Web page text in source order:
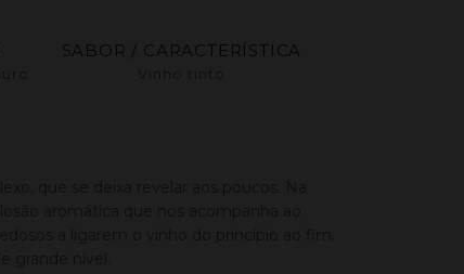
SABOR / CARACTERÍSTICA